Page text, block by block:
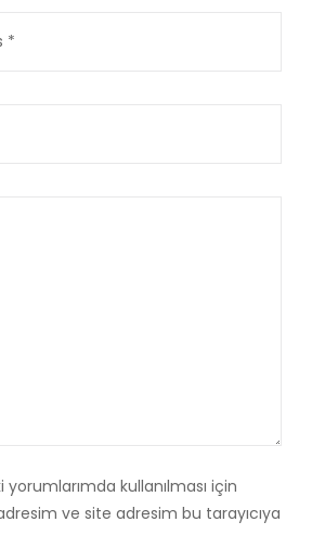
yorumlarımda kullanılması için
ve site adresim bu tarayıcıya